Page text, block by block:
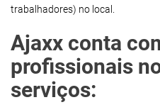
trabalhadores) no local.
Ajaxx conta
profissionais
serviços: